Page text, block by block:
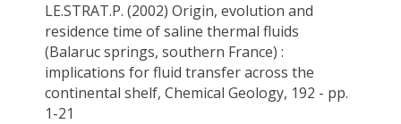
LE.STRAT.P. (2002) Origin, evolution and
residence time of saline thermal fluids
(Balarucsprings, southern France) :
implications for fluid transfer across the
continental shelf, Chemical Geology, 192 - pp.
1-21